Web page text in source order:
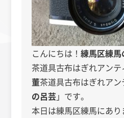
こんにちは！練馬区練馬
茶道具古布はぎれアン
董茶道具古布はぎれア
の呂芸」 です。
本日は練馬区練馬にあ